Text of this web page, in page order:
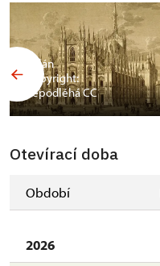
Milán
Copyright:
nepodléhá CC
Otevírací doba
Období
2026